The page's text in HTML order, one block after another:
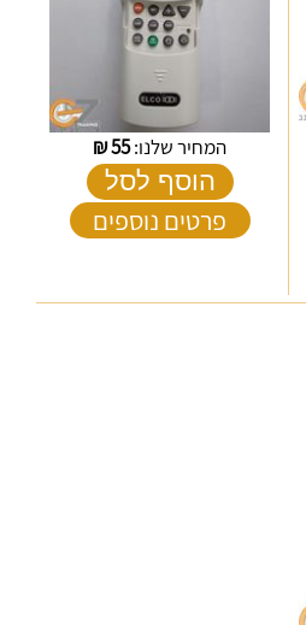
המחיר שלנו:55
₪
הוסף לסל
פרטים נוספים